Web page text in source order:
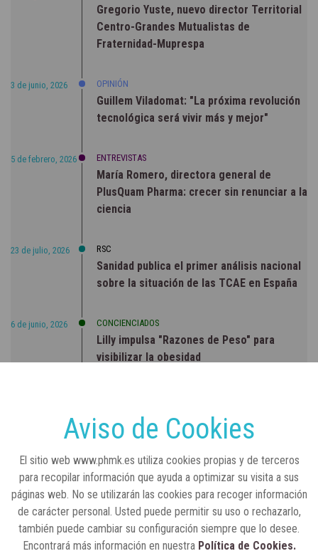
Gregorio Yuste, nuevo director Territorial
Centro-Grandes Mutualistas de
Fraternidad-Muprespa
3 de junio, 2026 OPINIÓN
Guillem Viladomat: "La próxima revolución
tecnológica será vivir más y mejor"
5 de febrero, 2026 ENTREVISTAS
María Romero, directora general de
PlusQuam Pharma: crecer sin renunciar a la
ciencia
23 de julio, 2026 RSC
Sanidad publica el primer análisis nacional
sobre la situación de las TCAE en España
6 de junio, 2026 CONCIENCIADOS
Lilly impulsa "Razones de Peso" para
visibilizar la obesidad
Real Academia Nacional de Farmacia: un
laboratorio de ideas que se ha adaptado a
Aviso de Cookies
El sitio web www.phmk.es utiliza cookies propias y de terceros
para recopilar información que ayuda a optimizar su visita a sus
páginas web. No se utilizarán las cookies para recoger información
de carácter personal. Usted puede permitir su uso o rechazarlo,
también puede cambiar su configuración siempre que lo desee.
Encontrará más información en nuestra Política de Cookies.